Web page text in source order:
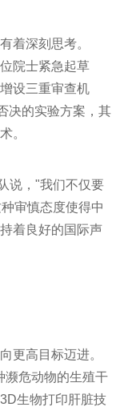
着深刻思考。
院士紧急起草
设三重审查机
决的实验方案，其
。
说，"我们不仅要
审慎态度使得中
着良好的国际声
更高目标迈进。
濒危动物的生殖干
生物打印肝脏技